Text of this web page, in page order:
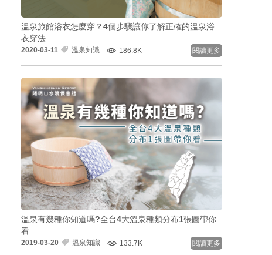
溫泉旅館浴衣怎麼穿？4個步驟讓你了解正確的溫泉浴
衣穿法
2020-03-11 溫泉知識 186.8K 閱讀更多
溫泉有幾種你知道嗎?全台4大溫泉種類分布1張圖帶你
看
2019-03-20 溫泉知識 133.7K 閱讀更多